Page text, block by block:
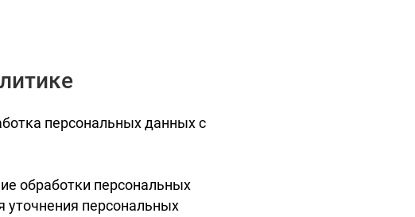
персональных данных с
обработки персональных
уточнения персональных